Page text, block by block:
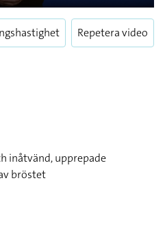
Enter
Repetera video
inåtvänd, upprepade
bröstet